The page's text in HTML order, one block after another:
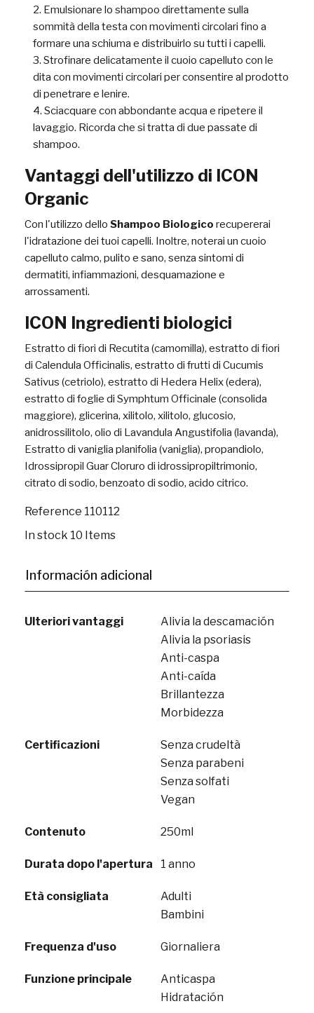
Emulsionare lo shampoo direttamente sulla
sommità della testa con movimenti circolari fino a
formare una schiuma e distribuirlo su tutti i capelli.
Strofinare delicatamente il cuoio capelluto con le
dita con movimenti circolari per consentire al prodotto
di penetrare e lenire.
Sciacquare con abbondante acqua e ripetere il
lavaggio. Ricorda che si tratta di due passate di
shampoo.
Vantaggi dell'utilizzo di ICON
Organic
Con l'utilizzo dello Shampoo Biologico recupererai
l'idratazione dei tuoi capelli. Inoltre, noterai un cuoio
capelluto calmo, pulito e sano, senza sintomi di
dermatiti, infiammazioni, desquamazione e
arrossamenti.
ICON Ingredienti biologici
Estratto di fiori di Recutita (camomilla), estratto di fiori
di Calendula Officinalis, estratto di frutti di Cucumis
Sativus (cetriolo), estratto di Hedera Helix (edera),
estratto di foglie di Symphtum Officinale (consolida
maggiore), glicerina, xilitolo, xilitolo, glucosio,
anidrossilitolo, olio di Lavandula Angustifolia (lavanda),
Estratto di vaniglia planifolia (vaniglia), propandiolo,
Idrossipropil Guar Cloruro di idrossipropiltrimonio,
citrato di sodio, benzoato di sodio, acido citrico.
Reference 110112
In stock 10 Items
Información adicional
Ulteriori vantaggi
Alivia la descamación
Alivia la psoriasis
Anti-caspa
Anti-caída
Brillantezza
Morbidezza
Certificazioni
Senza crudeltà
Senza parabeni
Senza solfati
Vegan
Contenuto 250ml
Durata dopo l'apertura 1 anno
Età consigliata
Adulti
Bambini
Frequenza d'uso Giornaliera
Funzione principale
Anticaspa
Hidratación